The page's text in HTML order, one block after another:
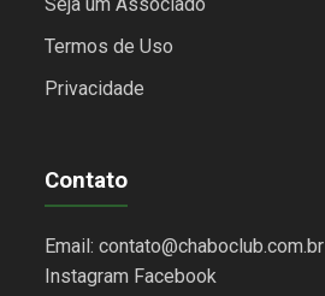
Termos de Uso
Privacidade
Contato
Email: contato@chaboclub.com.br
Instagram Facebook